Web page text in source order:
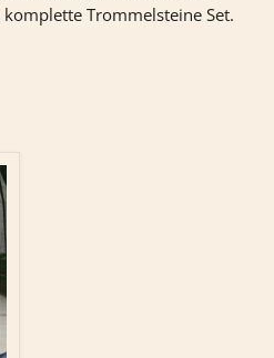
Trommelsteine Set.